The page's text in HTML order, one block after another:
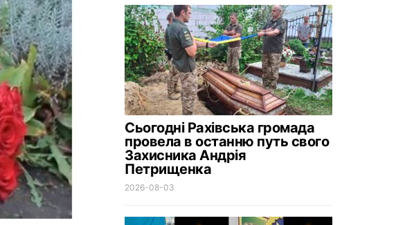
Сьогодні Рахівська громада
провела в останню путь свого
Захисника Андрія
Петрищенка
2026-08-03